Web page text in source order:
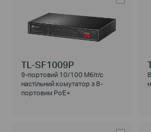
TL-SF1009P
9-портовий 10/100 Мбіт/с
настільний комутатор з 8-
портовим PoE+